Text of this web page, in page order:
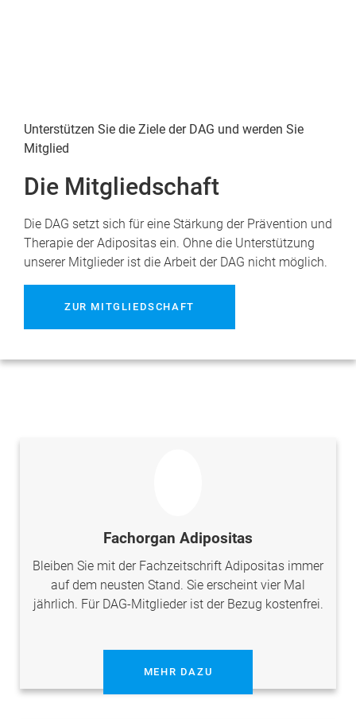
Unterstützen Sie die Ziele der DAG und werden Sie
Mitglied
Die Mitgliedschaft
Die DAG setzt sich für eine Stärkung der Prävention und
Therapie der Adipositas ein. Ohne die Unterstützung
unserer Mitglieder ist die Arbeit der DAG nicht möglich.
ZUR MITGLIEDSCHAFT
Fachorgan Adipositas
Bleiben Sie mit der Fachzeitschrift Adipositas immer
auf dem neusten Stand. Sie erscheint vier Mal
jährlich. Für DAG-Mitglieder ist der Bezug kostenfrei.
MEHR DAZU